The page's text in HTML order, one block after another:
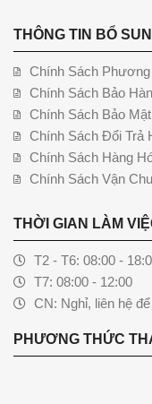
THÔNG TIN BỔ
Chính Sách
Chính Sách Bảo
Chính Sách Bảo
Chính Sách Đổi Trả
Chính Sách Hàng
Chính Sách Vận
THỜI GIAN LÀM
T2 - T6: 08:00 -
T7: 08:00 - 12:00
CN: Nghỉ, liên hệ
PHƯƠNG THỨC